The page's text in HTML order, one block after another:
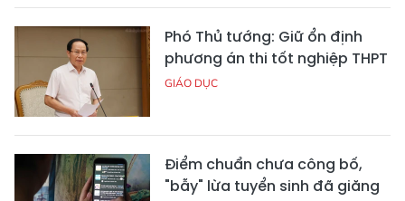
Phó Thủ tướng: Giữ ổn định
phương án thi tốt nghiệp THPT
GIÁO DỤC
Điểm chuẩn chưa công bố,
"bẫy" lừa tuyển sinh đã giăng